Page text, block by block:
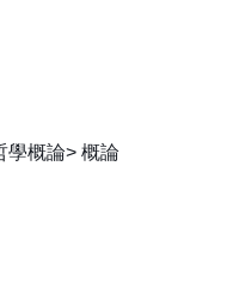
學概論> 概論